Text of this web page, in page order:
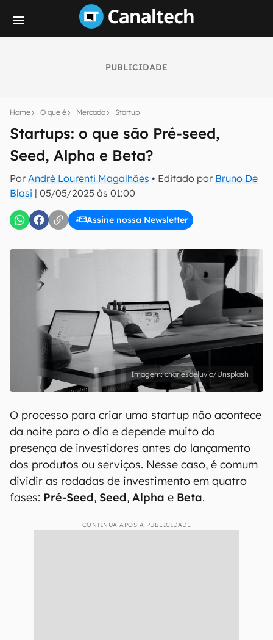
PUBLICIDADE
Home O que é Mercado Startup
Startups: o que são Pré-seed,
Seed, Alpha e Beta?
Por André Lourenti Magalhães • Editado por Bruno De
Blasi | 05/05/2025 às 01:00
Assine nossa Newsletter
notícias e reviews sobre tecnologia em primeira
mão.
E-mail
Uso e Política de Privacidade do Canaltech.
charlesdeluvio/Unsplash
O processo para criar uma startup não acontece
da noite para o dia e depende muito da
presença de investidores antes do lançamento
dos produtos ou serviços. Nesse caso, é comum
dividir as rodadas de investimento em quatro
fases: Pré-Seed, Seed, Alpha e Beta.
CONTINUA APÓS A PUBLICIDADE